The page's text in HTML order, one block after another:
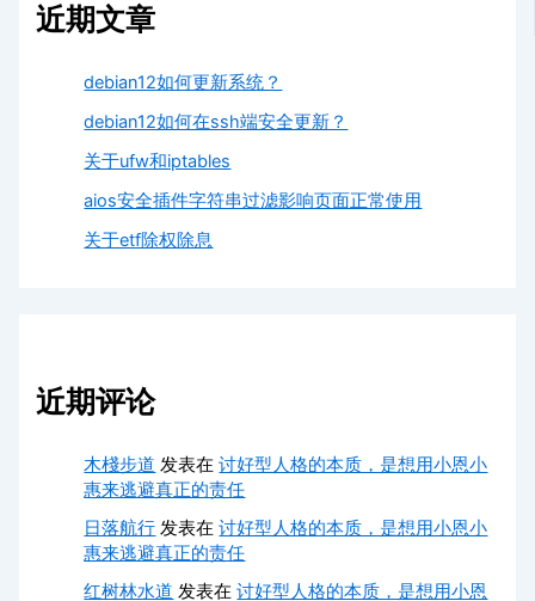
近期文章
debian12如何更新系统？
debian12如何在ssh端安全更新？
关于ufw和iptables
aios安全插件字符串过滤影响页面正常使用
关于etf除权除息
近期评论
木棧步道 发表在讨好型人格的本质，是想用小恩小
惠来逃避真正的责任
日落航行 发表在讨好型人格的本质，是想用小恩小
惠来逃避真正的责任
红树林水道 发表在讨好型人格的本质，是想用小恩